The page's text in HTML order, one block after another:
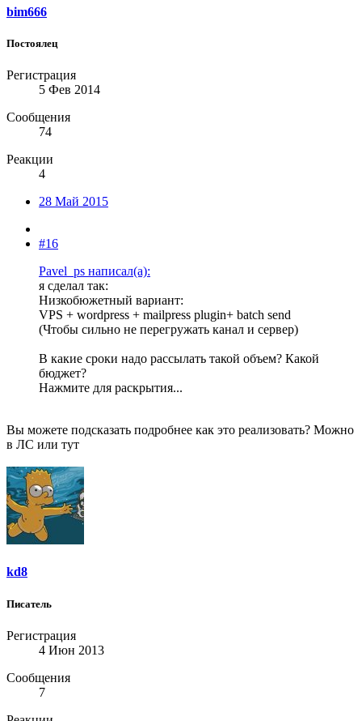
bim666
Постоялец
Регистрация
5 Фев 2014
Сообщения
74
Реакции
4
28 Май 2015
#16
Pavel_ps написал(а):
я сделал так:
Низкобюжетный вариант:
VPS + wordpress + mailpress plugin+ batch send
(Чтобы сильно не перегружать канал и сервер)
В какие сроки надо рассылать такой объем? Какой
бюджет?
Нажмите для раскрытия...
Вы можете подсказать подробнее как это реализовать? Можно
в ЛС или тут
kd8
Писатель
Регистрация
4 Июн 2013
Сообщения
7